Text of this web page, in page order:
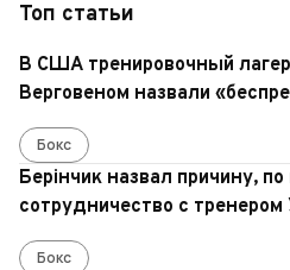
Топ статьи
В США тренировочный
Верговеном назвали
Бокс
Берінчик назвал причину,
сотрудничество с тренером
Бокс